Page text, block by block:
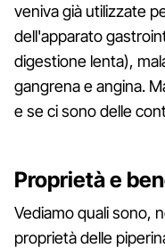
veniva già utilizzate
dell'apparato
digestione lenta),
gangrena e angina.
e se ci sono delle
Proprietà e
Vediamo quali sono,
proprietà delle